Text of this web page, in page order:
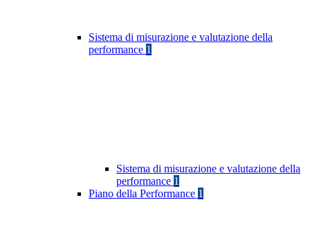
Sistema di misurazione e valutazione della
performance 1
Sistema di misurazione e valutazione della
performance 1
Piano della Performance 1